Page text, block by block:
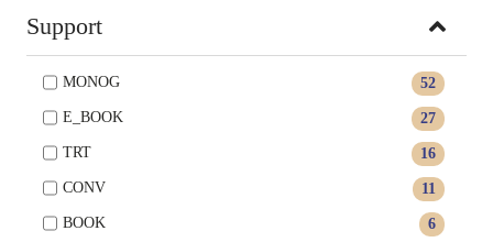
Support
52
MONOG
27
E_BOOK
16
TRT
11
CONV
6
BOOK